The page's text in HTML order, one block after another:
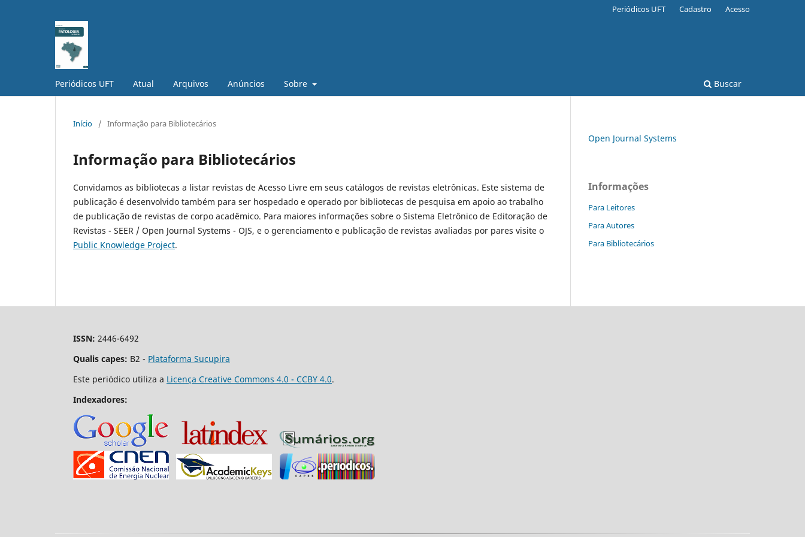
Periódicos UFT Atual Arquivos Anúncios Sobre Buscar
Periódicos UFT Cadastro Acesso
Início / Informação para Bibliotecários
Informação para Bibliotecários
Convidamos as bibliotecas a listar revistas de Acesso Livre em seus catálogos de revistas eletrônicas. Este sistema de
publicação é desenvolvido também para ser hospedado e operado por bibliotecas de pesquisa em apoio ao trabalho
de publicação de revistas de corpo acadêmico. Para maiores informações sobre o Sistema Eletrônico de Editoração de
Revistas - SEER / Open Journal Systems - OJS, e o gerenciamento e publicação de revistas avaliadas por pares visite o
Public Knowledge Project.
Open Journal Systems
Informações
Para Leitores
Para Autores
Para Bibliotecários
ISSN: 2446-6492
Qualis capes: B2 - Plataforma Sucupira
Este periódico utiliza a Licença Creative Commons 4.0 - CCBY 4.0.
Indexadores: